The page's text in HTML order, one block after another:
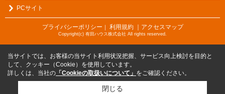
PCサイト
プライバシーポリシー 利用規約 ｜アクセスマップ
Copyright(c) 有田ハウス株式会社 All rights reserved.
当サイトでは、お客様の当サイト利用状況把握、サービス向上検討を目的と
して、クッキー（Cookie）を使用しています。
詳しくは、当社の 「Cookieの取扱いについて」 をご確認ください。
閉じる